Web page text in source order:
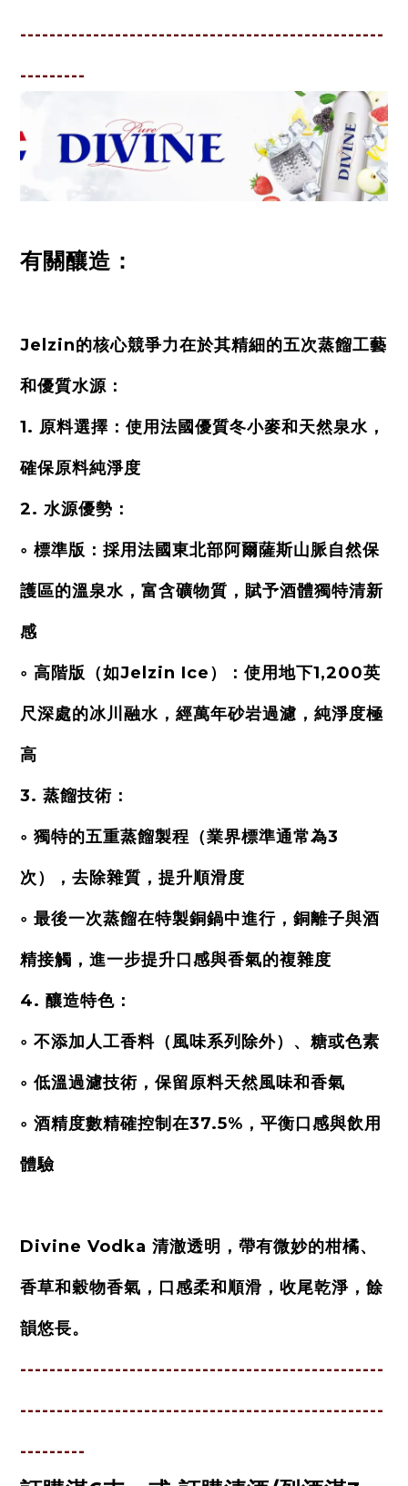
--------------------------------------------------
---------
有關釀造：
Jelzin的核心競爭力在於其精細的五次蒸餾工藝
和優質水源：
1. 原料選擇：使用法國優質冬小麥和天然泉水，
確保原料純淨度
2. 水源優勢：
◦ 標準版：採用法國東北部阿爾薩斯山脈自然保
護區的溫泉水，富含礦物質，賦予酒體獨特清新
感
◦ 高階版（如Jelzin Ice）：使用地下1,200英
尺深處的冰川融水，經萬年砂岩過濾，純淨度極
高
3. 蒸餾技術：
◦ 獨特的五重蒸餾製程（業界標準通常為3
次），去除雜質，提升順滑度
◦ 最後一次蒸餾在特製銅鍋中進行，銅離子與酒
精接觸，進一步提升口感與香氣的複雜度
4. 釀造特色：
◦ 不添加人工香料（風味系列除外）、糖或色素
◦ 低溫過濾技術，保留原料天然風味和香氣
◦ 酒精度數精確控制在37.5%，平衡口感與飲用
體驗
Divine Vodka 清澈透明，帶有微妙的柑橘、
香草和穀物香氣，口感柔和順滑，收尾乾淨，餘
韻悠長。
--------------------------------------------------
--------------------------------------------------
---------